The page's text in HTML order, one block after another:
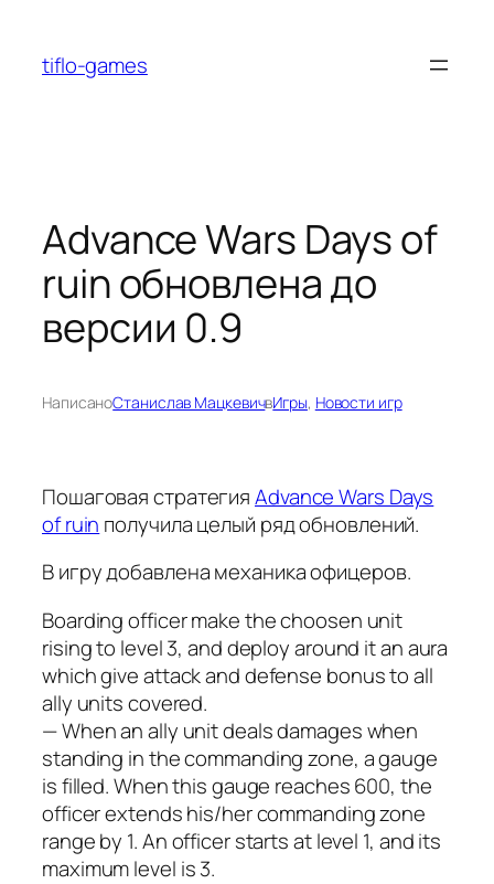
содержимому
tiflo-games
Advance Wars Days of
ruin обновлена до
версии 0.9
НаписаноСтанислав МацкевичвИгры, Новости игр
Пошаговая стратегияAdvance Wars Days
of ruin получила целый ряд обновлений.
В игру добавлена механика офицеров.
Boarding officer make the choosen unit
rising to level 3, and deploy around it an aura
which give attack and defense bonus to all
ally units covered.
— When an ally unit deals damages when
standing in the commanding zone, a gauge
is filled. When this gauge reaches 600, the
officer extends his/her commanding zone
range by 1. An officer starts at level 1, and its
maximum level is 3.